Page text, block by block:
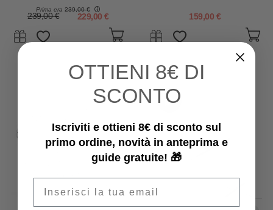
Prima era 239,00 €
239,00 € 229,00 € 159,00 €
OTTIENI 8€ DI
SCONTO
Iscriviti e ottieni 8€ di sconto sul
primo ordine, novità in anteprima e
guide gratuite! 🎁